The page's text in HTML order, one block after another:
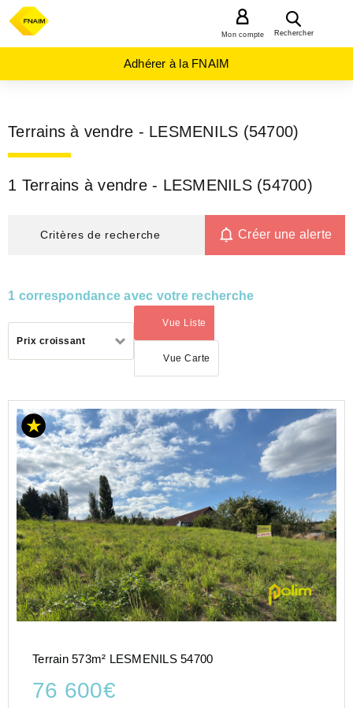
Rechercher
Mon compte
Adhérer à la FNAIM
Terrains à vendre - LESMENILS (54700)
1 Terrains à vendre - LESMENILS (54700)
Critères de recherche Créer une alerte
1 correspondance avec votre recherche
Prix croissant
Vue Liste
(activé)
Vue Carte
ACHAT
TERRAIN
GRAND-
EST
MEURTHE-
ET-
MOSELLE
(54)
LESMENILS
(54700)
Terrain 573m² LESMENILS 54700
76 600€